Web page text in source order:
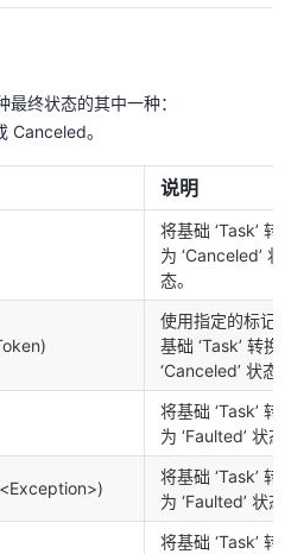
终状态的其中一种：
Canceled。
说明
将基础 ‘Task’ 转
为 ‘Canceled’ 状
态。
使用指定的标记
基础 ‘Task’ 转换
‘Canceled’ 状态
将基础 ‘Task’ 转
为 ‘Faulted’ 状态
将基础 ‘Task’ 转
为 ‘Faulted’ 状态
将基础 ‘Task’ 转